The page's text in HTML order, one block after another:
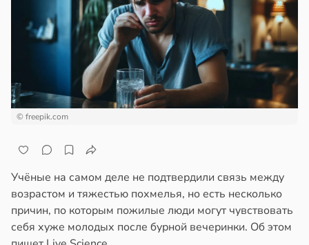
20:58
© freepik.com
Учёные на самом деле не подтвердили связь между
возрастом и тяжестью похмелья, но есть несколько
причин, по которым пожилые люди могут чувствовать
себя хуже молодых после бурной вечеринки. Об этом
17:11